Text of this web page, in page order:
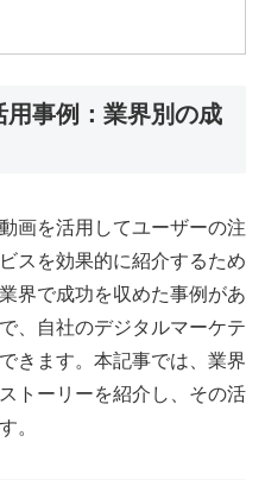
事例：業界別の成
画を活用してユーザーの注
スを効果的に紹介するため
界で成功を収めた事例があ
、自社のデジタルマーケテ
きます。本記事では、業界
トーリーを紹介し、その活
。